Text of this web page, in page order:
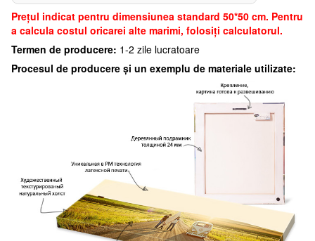
Preţul indicat pentru dimensiunea standard 50*50 cm. Pentru
a calcula costul oricarei alte marimi, folosiți calculatorul.
Termen de producere: 1-2 zile lucratoare
Procesul de producere și un exemplu de materiale utilizate: